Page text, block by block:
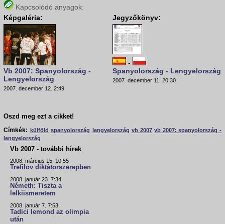
Kapcsolódó anyagok:
Képgaléria:
Vb 2007: Spanyolország -
Lengyelország
2007. december 12. 2:49
Jegyzőkönyv:
-
Spanyolország - Lengyelország
2007. december 11. 20:30
Oszd meg ezt a cikket!
Címkék:
külföld spanyolország lengyelország vb 2007 vb 2007: spanyolország -
lengyelország
Vb 2007 - további hírek
2008. március 15. 10:55
Trefilov diktátorszerepben
2008. január 23. 7:34
Németh: Tiszta a
lelkiismeretem
2008. január 7. 7:53
Tadici lemond az olimpia
után